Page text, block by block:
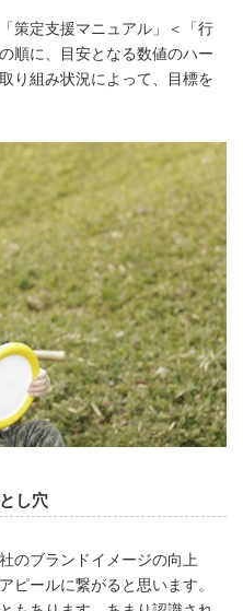
策定支援マニュアル」＜「行
順に、目安となる数値のハー
り組み状況によって、目標を
し穴
のブランドイメージの向上
ピールに繋がると思います。